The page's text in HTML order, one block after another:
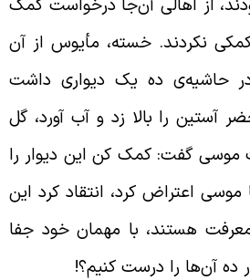
از اهالی آن‌جا درخواست کمک
نکردند. خسته، مأیوس از آن
حاشیه‌ی ده یک دیواری داشت
را بالا زد و آب آورد، گل
گفت: کمک کن این دیوار را
اعتراض کرد، انتقاد کرد این
هستند، با مهمان خود جفا
ده آن‌ها را درست کنیم؟!